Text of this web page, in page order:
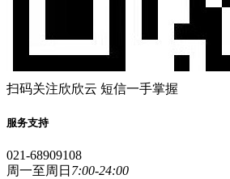
扫码关注欣欣云 短信一手掌握
服务支持
021-68909108
周一至周日 7:00-24:00